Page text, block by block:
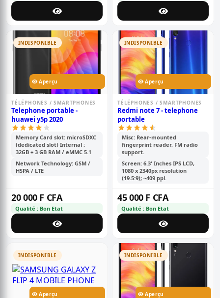
INDISPONIBLE
Aperçu
TÉLÉPHONES / SMARTPHONES
Telephone portable -
huawei y5p 2020
Memory Card slot: microSDXC
(dedicated slot) Internal :
32GB + 3 GB RAM / eMMC 5.1
Network Technology: GSM /
HSPA / LTE
20 000 F CFA
Qualité : Bon Etat
INDISPONIBLE
Aperçu
TÉLÉPHONES / SMARTPHONES
Redmi note 7 - telephone
portable
Misc: Rear-mounted
fingerprint reader, FM radio
support.
Screen: 6.3' Inches IPS LCD,
1080 x 2340px resolution
(19.5:9); ~409 ppi.
45 000 F CFA
Qualité : Bon Etat
INDISPONIBLE
Aperçu
INDISPONIBLE
Aperçu